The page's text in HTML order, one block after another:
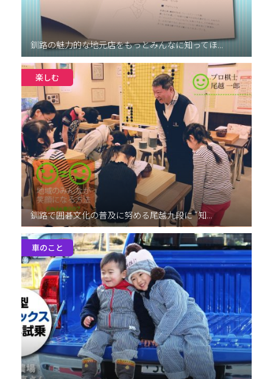
釧路の魅力的な地元店をもっとみんなに知ってほ...
楽しむ
釧路で囲碁文化の普及に努める尾越九段に “知...
車のこと